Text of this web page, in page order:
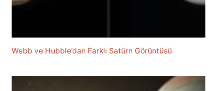
Webb ve Hubble’dan Farklı Satürn Görüntüsü